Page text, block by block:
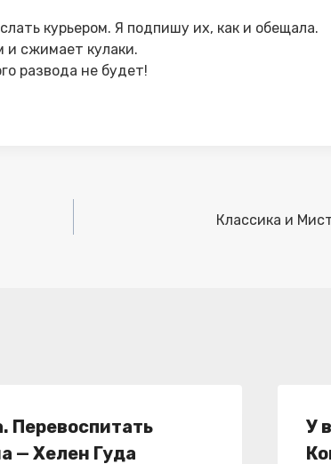
курьером. Я подпишу их, как и обещала.
и сжимает кулаки.
развода не будет!
Классика и
Перевоспитать
— Хелен Гуда
У